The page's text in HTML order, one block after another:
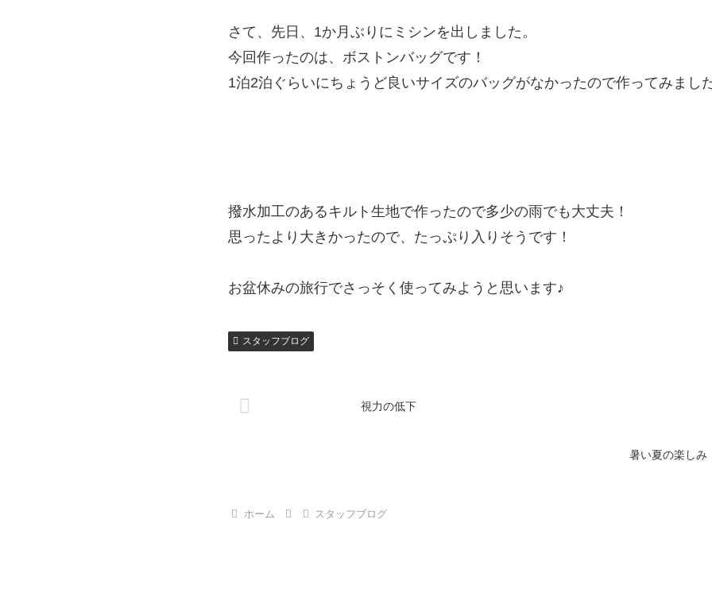
さて、先日、1か月ぶりにミシンを出しました。
今回作ったのは、ボストンバッグです！
1泊2泊ぐらいにちょうど良いサイズのバッグがなかったので作ってみました
撥水加工のあるキルト生地で作ったので多少の雨でも大丈夫！
思ったより大きかったので、たっぷり入りそうです！
お盆休みの旅行でさっそく使ってみようと思います♪
スタッフブログ
視力の低下
暑い夏の楽しみ
ホーム スタッフブログ